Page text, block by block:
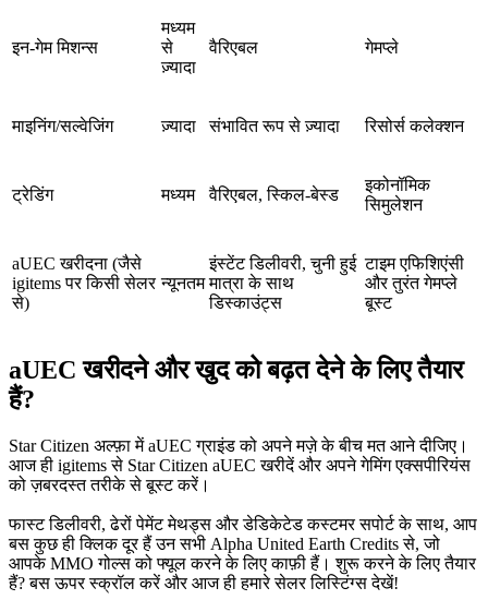
इन‑गेम मिशन्स
मध्यम
से
ज़्यादा
वैरिएबल गेमप्ले
माइनिंग/सल्वेजिंग ज़्यादा संभावित रूप से ज़्यादा रिसोर्स कलेक्शन
ट्रेडिंग मध्यम वैरिएबल, स्किल‑बेस्ड
इकोनॉमिक
सिमुलेशन
aUEC खरीदना (जैसे
igitems पर किसी सेलर
से)
न्यूनतम
इंस्टेंट डिलीवरी, चुनी हुई
मात्रा के साथ
डिस्काउंट्स
टाइम एफिशिएंसी
और तुरंत गेमप्ले
बूस्ट
aUEC खरीदने और खुद को बढ़त देने के लिए तैयार
हैं?
Star Citizen अल्फ़ा में aUEC ग्राइंड को अपने मज़े के बीच मत आने दीजिए।
आज ही igitems से Star Citizen aUEC खरीदें और अपने गेमिंग एक्सपीरियंस
को ज़बरदस्त तरीके से बूस्ट करें।
फास्ट डिलीवरी, ढेरों पेमेंट मेथड्स और डेडिकेटेड कस्टमर सपोर्ट के साथ, आप
बस कुछ ही क्लिक दूर हैं उन सभी Alpha United Earth Credits से, जो
आपके MMO गोल्स को फ्यूल करने के लिए काफ़ी हैं। शुरू करने के लिए तैयार
हैं? बस ऊपर स्क्रॉल करें और आज ही हमारे सेलर लिस्टिंग्स देखें!